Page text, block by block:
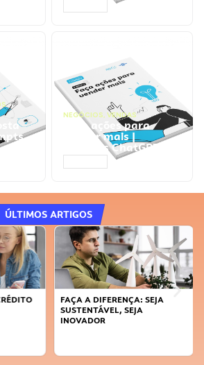
NEGÓCIOS, VENDAS
Faça ações para
vender mais |
Prompts ChatGPT
ÚLTIMOS ARTIGOS
FAÇA A DIFERENÇA: SEJA
SUSTENTÁVEL, SEJA
INOVADOR